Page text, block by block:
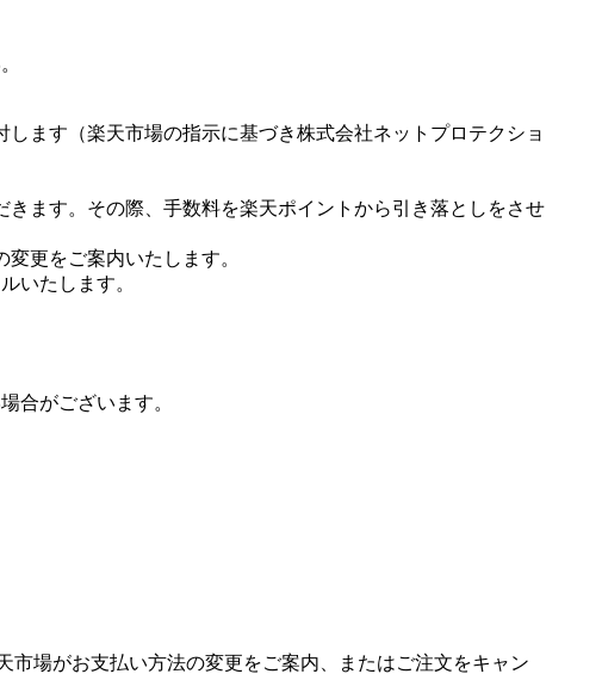
ます（楽天市場の指示に基づき株式会社ネットプロテクショ
ます。その際、手数料を楽天ポイントから引き落としをさせ
更をご案内いたします。
いたします。
合がございます。
市場がお支払い方法の変更をご案内、またはご注文をキャン